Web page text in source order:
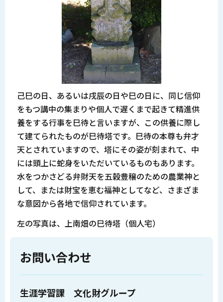
己巳の日、あるいは戌辰の日や巳の日に、同じ信仰
をもつ講中の集まりや個人で遅くまで起きて精進供
養をする行事を巳待と言いますが、この供養に際し
て建てられたものが巳待塔です。巳待の本尊も弁才
天とされていますので、塔にその姿が刻まれて、中
には頭上に蛇身をいただいているものもあります。
水をつかさどる弁財天を五穀豊穣のための農業神と
して、または財宝を恵む福神としてなど、さまざま
な意図から各地で信仰されています。
左の写真は、上南畑の巳待塔（個人宅）
お問い合わせ
生涯学習課 文化財グループ